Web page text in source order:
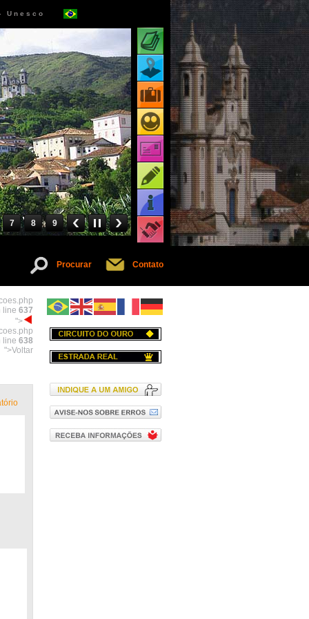
Unesco
7 8 9
Atrações turísticas
Mapa de atrações
Pacotes turísticos
Receptivos turísticos
Cartões virtuais
Dicas
Informações
Serviços
Procurar Contato
line 637
">
line 638
">Voltar